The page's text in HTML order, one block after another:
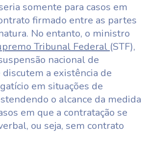
somente para casos em
firmado entre as partes
No entanto, o ministro
Tribunal Federal (STF),
nacional de
a existência de
em situações de
o alcance da medida
em que a contratação se
ou seja, sem contrato